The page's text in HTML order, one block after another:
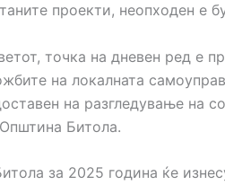
проекти, неопходен е
точка на дневен ред е
на локалната
на разгледување на
Битола.
за 2025 година ќе